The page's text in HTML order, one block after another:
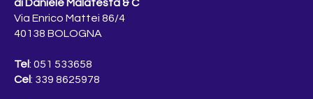
di Daniele Malatesta & C
Via Enrico Mattei 86/4
40138 BOLOGNA
Tel: 051 533658
Cel: 339 8625978